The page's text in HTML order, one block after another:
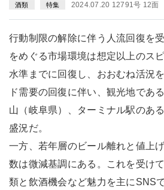
酒類 特集 2024.07.20 12791号 12面
行動制限の解除に伴う人流回復を
をめぐる市場環境は想定以上のス
水準までに回復し、おおむね活況
ド需要の回復に伴い、観光地であ
山（岐阜県）、ターミナル駅のあ
盛況だ。
一方、若年層のビール離れと値上
数は微減基調にある。これを受け
類と飲酒機会など魅力を主にSNS